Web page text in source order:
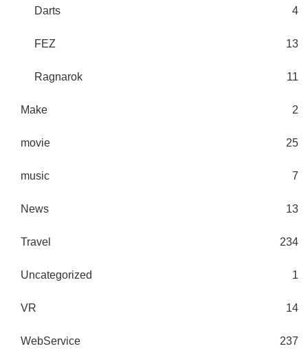
Darts 4
FEZ 13
Ragnarok 11
Make 2
movie 25
music 7
News 13
Travel 234
Uncategorized 1
VR 14
WebService 237